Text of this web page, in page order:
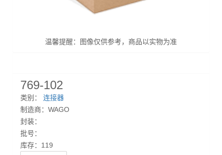
温馨提醒：图像仅供参考，商品以实物为准
769-102
类别： 连接器
制造商：WAGO
封装：
批号：
库存：119